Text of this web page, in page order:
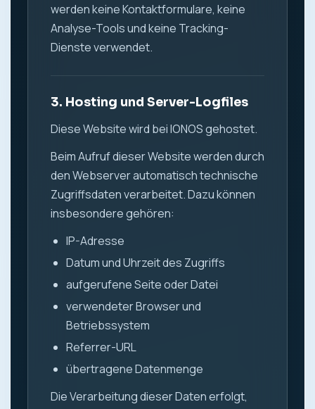
werden keine Kontaktformulare, keine
Analyse-Tools und keine Tracking-
Dienste verwendet.
3. Hosting und Server-Logfiles
Diese Website wird bei IONOS gehostet.
Beim Aufruf dieser Website werden durch
den Webserver automatisch technische
Zugriffsdaten verarbeitet. Dazu können
insbesondere gehören:
IP-Adresse
Datum und Uhrzeit des Zugriffs
aufgerufene Seite oder Datei
verwendeter Browser und
Betriebssystem
Referrer-URL
übertragene Datenmenge
Die Verarbeitung dieser Daten erfolgt,